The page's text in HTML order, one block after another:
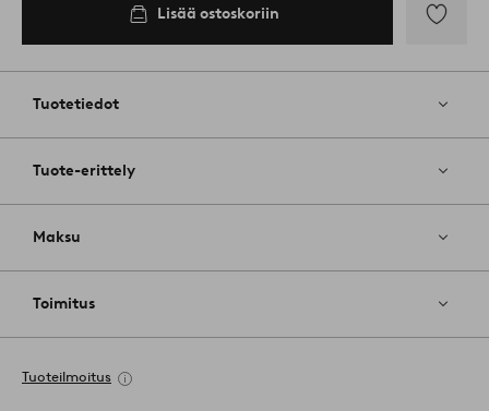
Lisää ostoskoriin
Tuotetiedot
Tuote-erittely
Maksu
Toimitus
Tuoteilmoitus